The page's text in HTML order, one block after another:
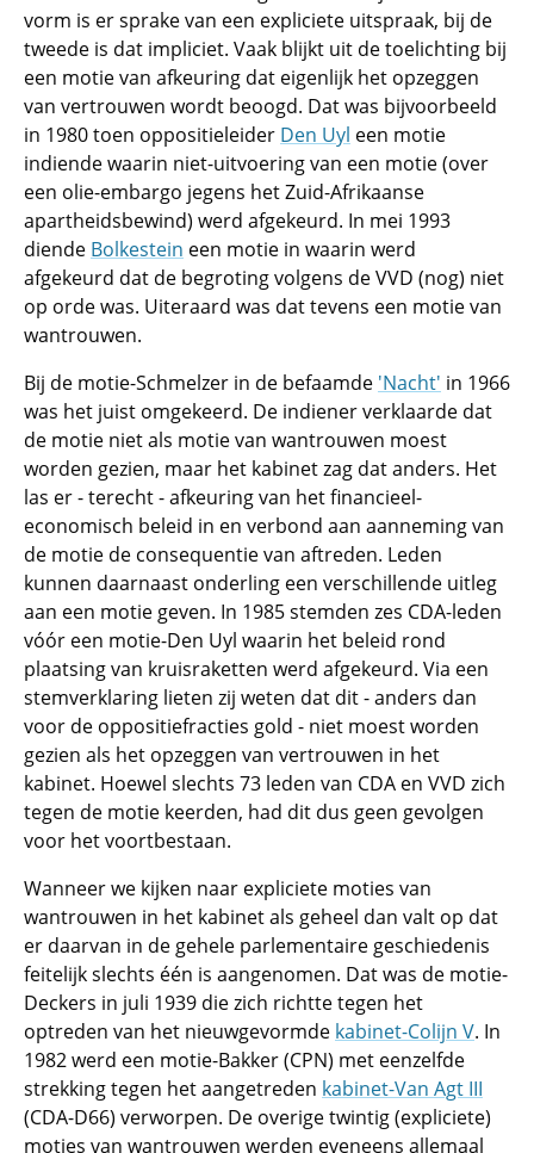
vorm is er sprake van een expliciete uitspraak, bij de
tweede is dat impliciet. Vaak blijkt uit de toelichting bij
een motie van afkeuring dat eigenlijk het opzeggen
van vertrouwen wordt beoogd. Dat was bijvoorbeeld
in 1980 toen oppositieleider Den Uyl een motie
indiende waarin niet-uitvoering van een motie (over
een olie-embargo jegens het Zuid-Afrikaanse
apartheidsbewind) werd afgekeurd. In mei 1993
diende Bolkestein een motie in waarin werd
afgekeurd dat de begroting volgens de VVD (nog) niet
op orde was. Uiteraard was dat tevens een motie van
wantrouwen.
Bij de motie-Schmelzer in de befaamde 'Nacht' in 1966
was het juist omgekeerd. De indiener verklaarde dat
de motie niet als motie van wantrouwen moest
worden gezien, maar het kabinet zag dat anders. Het
las er - terecht - afkeuring van het financieel-
economisch beleid in en verbond aan aanneming van
de motie de consequentie van aftreden. Leden
kunnen daarnaast onderling een verschillende uitleg
aan een motie geven. In 1985 stemden zes CDA-leden
vóór een motie-Den Uyl waarin het beleid rond
plaatsing van kruisraketten werd afgekeurd. Via een
stemverklaring lieten zij weten dat dit - anders dan
voor de oppositiefracties gold - niet moest worden
gezien als het opzeggen van vertrouwen in het
kabinet. Hoewel slechts 73 leden van CDA en VVD zich
tegen de motie keerden, had dit dus geen gevolgen
voor het voortbestaan.
Wanneer we kijken naar expliciete moties van
wantrouwen in het kabinet als geheel dan valt op dat
er daarvan in de gehele parlementaire geschiedenis
feitelijk slechts één is aangenomen. Dat was de motie-
Deckers in juli 1939 die zich richtte tegen het
optreden van het nieuwgevormde kabinet-Colijn V. In
1982 werd een motie-Bakker (CPN) met eenzelfde
strekking tegen het aangetreden kabinet-Van Agt III
(CDA-D66) verworpen. De overige twintig (expliciete)
moties van wantrouwen werden eveneens allemaal